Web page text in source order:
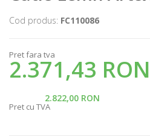
Cod produs: FC110086
Pret fara tva
2.371,43 RON
2.822,00 RON
Pret cu TVA